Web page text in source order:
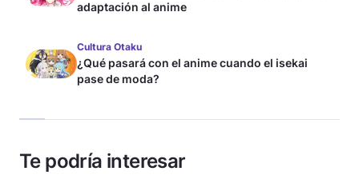
adaptación al anime
Cultura Otaku
¿Qué pasará con el anime cuando el isekai
pase de moda?
Te podría interesar